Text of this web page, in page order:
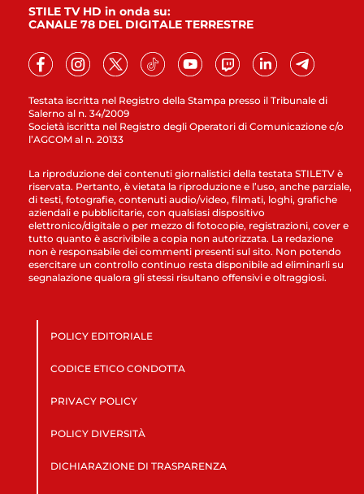
Testata iscritta nel Registro della Stampa presso il Tribunale di
Salerno al n. 34/2009
Società iscritta nel Registro degli Operatori di Comunicazione c/o
l’AGCOM al n. 20133
STILE TV HD in onda su:
CANALE 78 DEL DIGITALE TERRESTRE
La riproduzione dei contenuti giornalistici della testata STILETV è
riservata. Pertanto, è vietata la riproduzione e l’uso, anche parziale,
di testi, fotografie, contenuti audio/video, filmati, loghi, grafiche
aziendali e pubblicitarie, con qualsiasi dispositivo
elettronico/digitale o per mezzo di fotocopie, registrazioni, cover e
tutto quanto è ascrivibile a copia non autorizzata. La redazione
non è responsabile dei commenti presenti sul sito. Non potendo
esercitare un controllo continuo resta disponibile ad eliminarli su
segnalazione qualora gli stessi risultano offensivi e oltraggiosi.
POLICY EDITORIALE
CODICE ETICO CONDOTTA
PRIVACY POLICY
POLICY DIVERSITÀ
DICHIARAZIONE DI TRASPARENZA